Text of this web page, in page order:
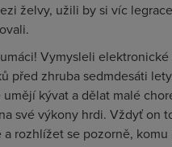
želvy, užili by si víc
Vymysleli elektronické
před zhruba sedmdesáti
kývat a dělat malé
své výkony hrdi. Vždyť on
rozhlížet se pozorně,